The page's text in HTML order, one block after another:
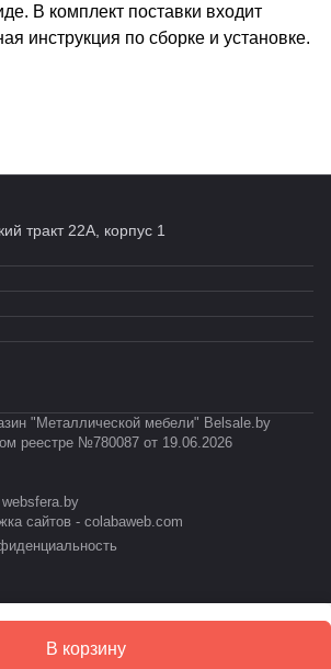
В комплект поставки входит
инструкция по сборке и установке.
В корзину
тракт 22А, корпус 1
"Металлической мебели" Belsale.by
реестре №780087 от 19.06.2026
websfera.by
сайтов - colabaweb.com